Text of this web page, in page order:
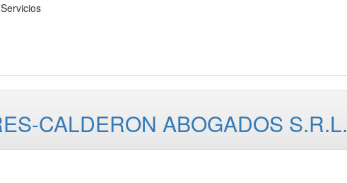
CALDERON ABOGADOS S.R.L.